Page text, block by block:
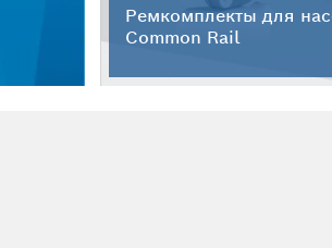
Ремкомплекты для
Common Rail